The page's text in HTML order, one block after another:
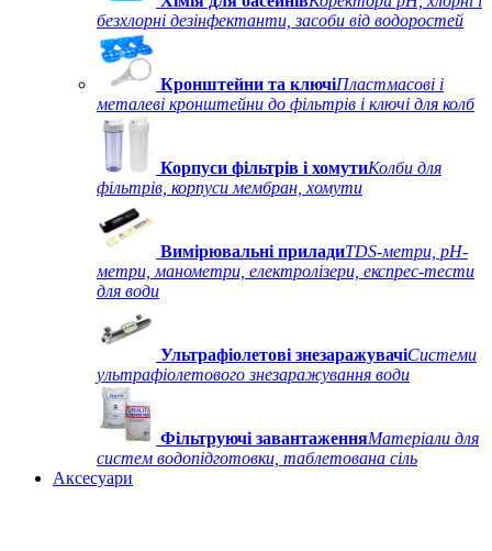
безхлорні дезінфектанти, засоби від водоростей
Кронштейни та ключіПластмасові і
металеві кронштейни до фільтрів і ключі для колб
Корпуси фільтрів і хомутиКолби для
фільтрів, корпуси мембран, хомути
Вимірювальні приладиTDS-метри, рН-
метри, манометри, електролізери, експрес-тести
для води
Ультрафіолетові знезаражувачіСистеми
ультрафіолетового знезаражування води
Фільтруючі завантаженняМатеріали для
систем водопідготовки, таблетована сіль
Аксесуари